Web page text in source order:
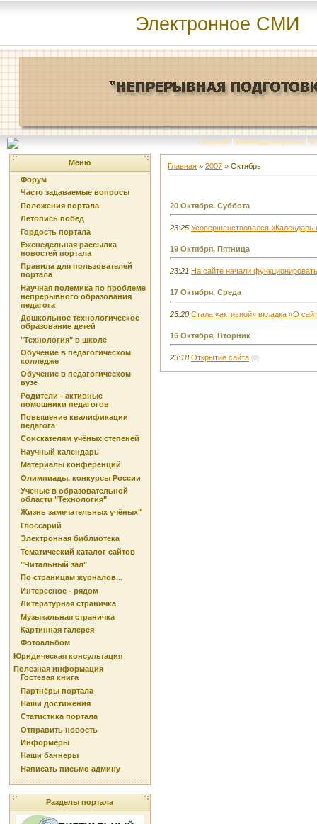
Электронное СМИ
Главная | Команда портала | О
Меню
Форум
Часто задаваемые вопросы
Положения портала
Летопись побед
Гордость портала
Еженедельная рассылка
новостей портала
Правила для пользователей
портала
Научная полемика по проблеме
непрерывного образования
педагога
Дошкольное технологическое
образование детей
"Технология" в школе
Обучение в педагогическом
колледже
Обучение в педагогическом
вузе
Родители - активные
помощники педагогов
Повышение квалификации
педагога
Соискателям учёных степеней
Научный календарь
Материалы конференций
Олимпиады, конкурсы России
Ученые в образовательной
области "Технология"
Жизнь замечательных учёных"
Глоссарий
Электронная библиотека
Тематический каталог сайтов
"Читальный зал"
По страницам журналов...
Интересное - рядом
Литературная страничка
Музыкальная страничка
Картинная галерея
Фотоальбом
Юридическая консультация
Полезная информация
Гостевая книга
Партнёры портала
Наши достижения
Статистика портала
Отправить новость
Информеры
Наши баннеры
Написать письмо админу
Разделы портала
Главная » 2007 » Октябрь
20 Октября, Суббота
23:25 Усовершенствовался «Календарь
19 Октября, Пятница
23:21 На сайте начали
17 Октября, Среда
23:20 Стала «активной» вкладка «О
16 Октября, Вторник
23:18 Открытие сайта (0)